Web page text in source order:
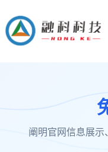
阐明官网信息展示